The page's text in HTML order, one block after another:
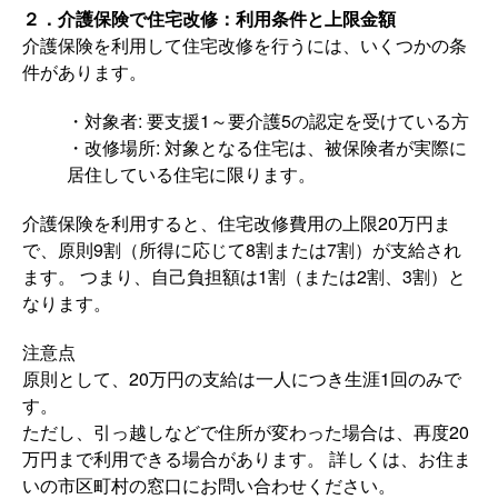
２．介護保険で住宅改修：利用条件と上限金額
介護保険を利用して住宅改修を行うには、いくつかの条
件があります。
・対象者: 要支援1～要介護5の認定を受けている方
・改修場所: 対象となる住宅は、被保険者が実際に
居住している住宅に限ります。
介護保険を利用すると、住宅改修費用の上限20万円ま
で、原則9割（所得に応じて8割または7割）が支給され
ます。 つまり、自己負担額は1割（または2割、3割）と
なります。
注意点
原則として、20万円の支給は一人につき生涯1回のみで
す。
ただし、引っ越しなどで住所が変わった場合は、再度20
万円まで利用できる場合があります。 詳しくは、お住ま
いの市区町村の窓口にお問い合わせください。